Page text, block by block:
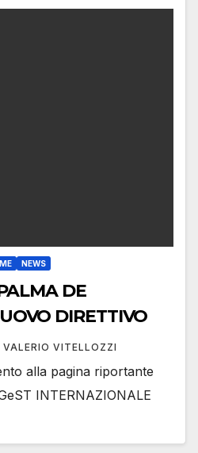
NEWS
DE
E NUOVO DIRETTIVO
VALERIO VITELLOZZI
alla pagina riportante
INTERNAZIONALE